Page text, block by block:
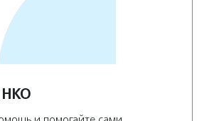
НКО